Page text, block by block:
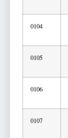
0104
0105
0106
0107